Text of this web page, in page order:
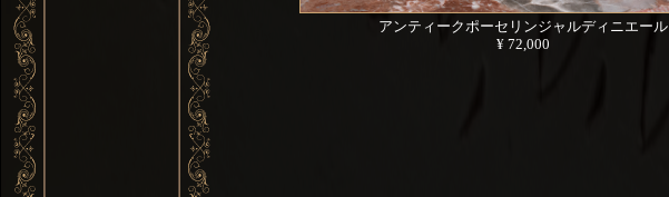
アンティークポーセリンジャルディニエール
¥ 72,000